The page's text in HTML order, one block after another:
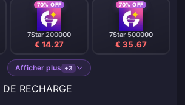
70% OFF
7Star 200000
€ 14.27
70% OFF
7Star 500000
€ 35.67
Afficher plus +3
RECHARGE